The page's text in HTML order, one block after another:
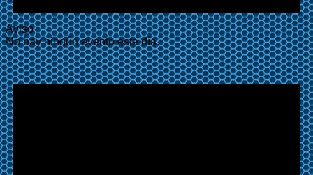
Aviso
No hay ningún evento este día.